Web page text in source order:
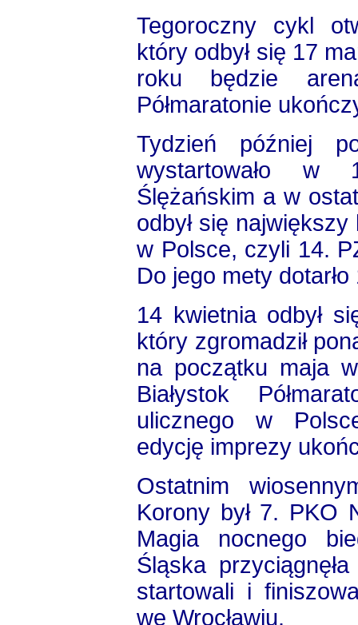
Tegoroczny cykl
który odbył się 17
roku będzie
Półmaratonie
Tydzień później
wystartowało w
Ślężańskim a w
odbył się
w Polsce, czyli 14.
Do jego mety
14 kwietnia odbył
który zgromadził
na początku maja
Białystok
ulicznego w
edycję imprezy
Ostatnim
Korony był 7. PKO
Magia nocnego
Śląska
startowali i
we Wrocławiu.